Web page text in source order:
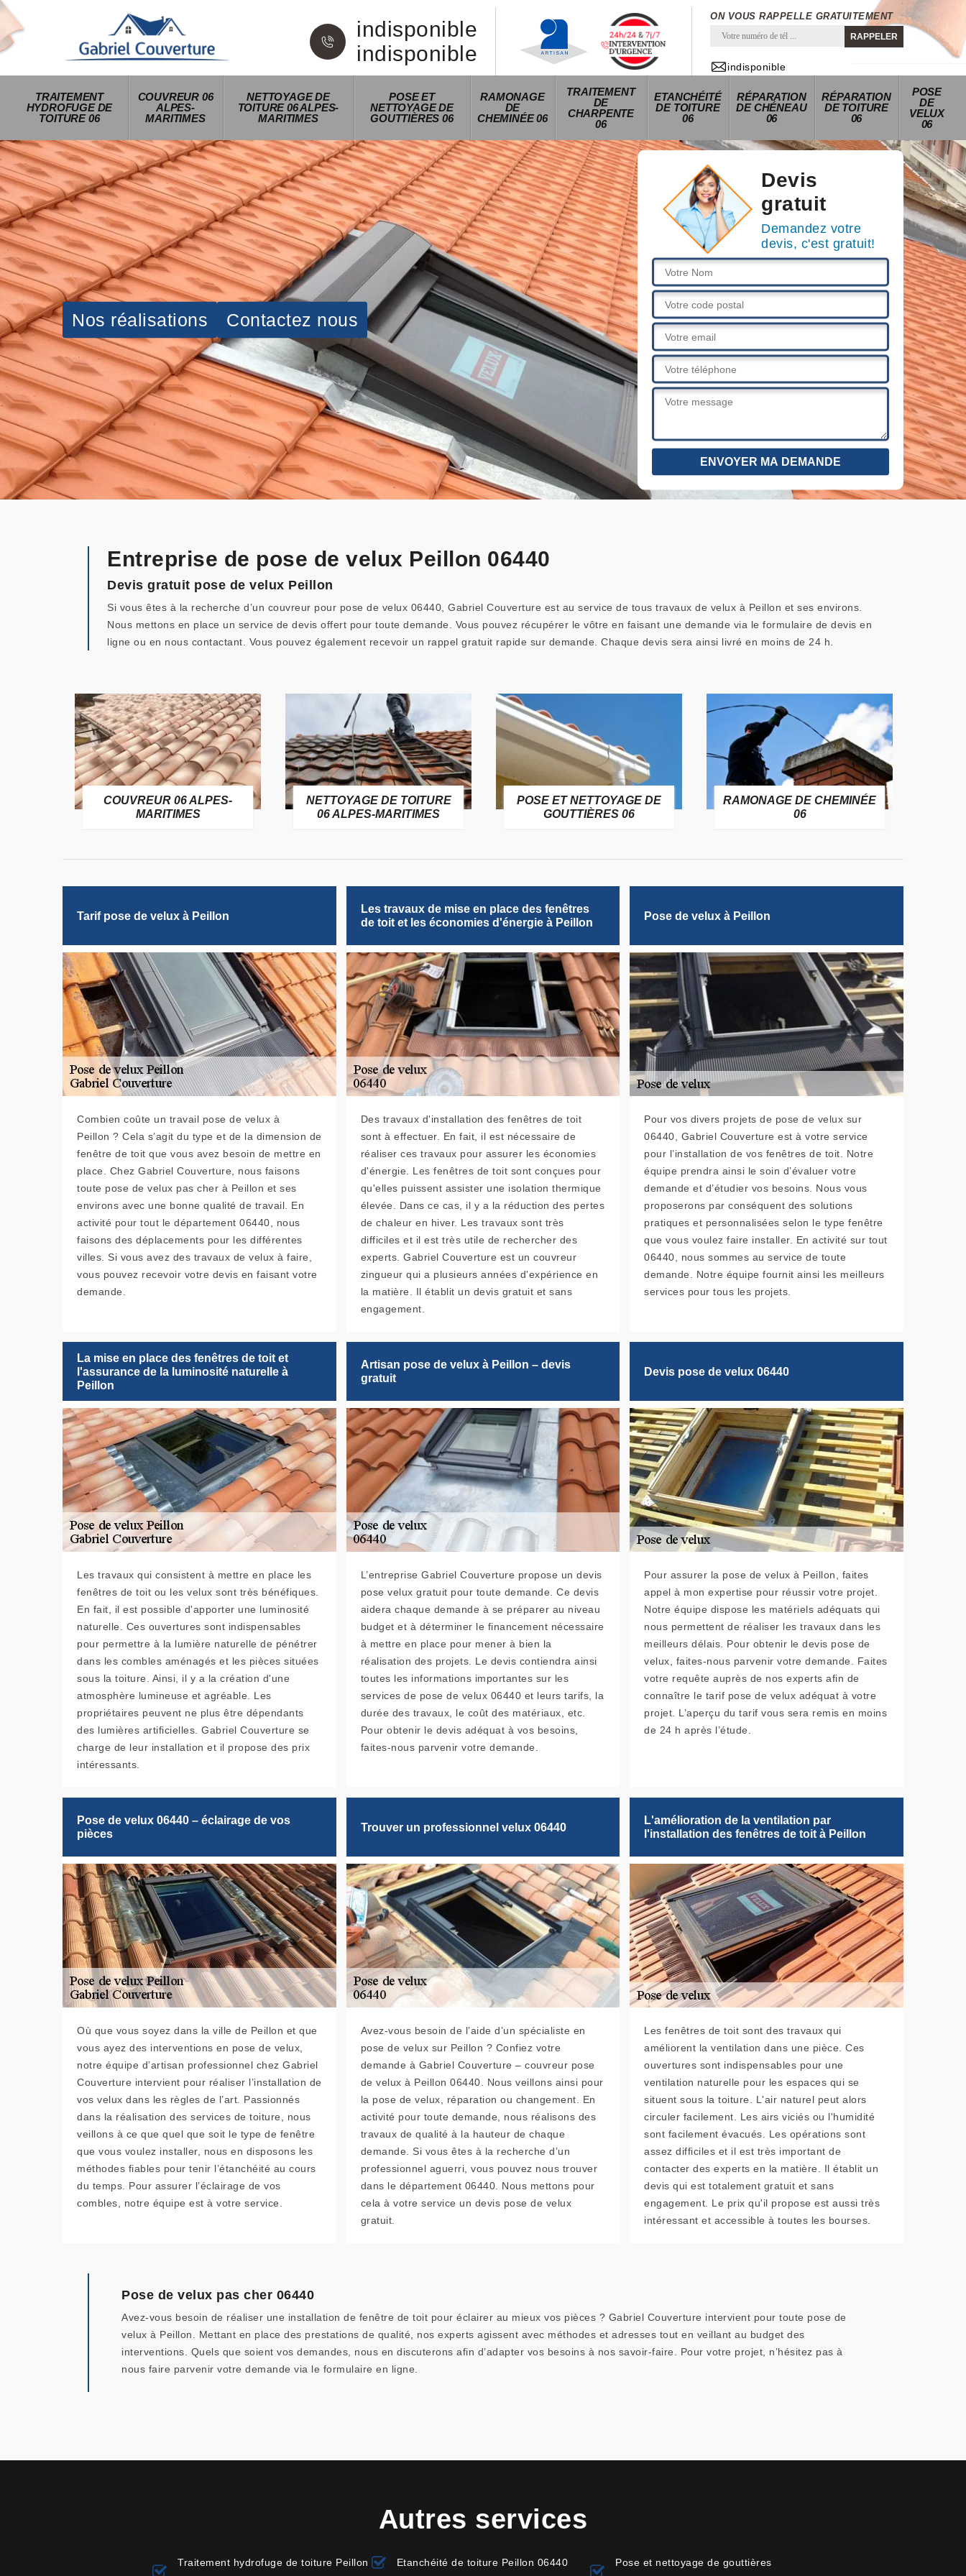
indisponible
indisponible
ON VOUS RAPPELLE GRATUITEMENT
indisponible
TRAITEMENT
HYDROFUGE DE
TOITURE 06
COUVREUR 06
ALPES-
MARITIMES
NETTOYAGE DE
TOITURE 06 ALPES-
MARITIMES
POSE ET
NETTOYAGE DE
GOUTTIÈRES 06
RAMONAGE
DE
CHEMINÉE 06
TRAITEMENT
DE
CHARPENTE
06
ETANCHÉITÉ
DE TOITURE
06
RÉPARATION
DE CHÉNEAU
06
RÉPARATION
DE TOITURE
06
POSE
DE
VELUX
06
Nos réalisations Contactez nous
Devis
gratuit
Demandez votre
devis, c'est gratuit!
Entreprise de pose de velux Peillon 06440
Devis gratuit pose de velux Peillon
Si vous êtes à la recherche d’un couvreur pour pose de velux 06440, Gabriel Couverture est au service de tous travaux de velux à Peillon et ses environs.
Nous mettons en place un service de devis offert pour toute demande. Vous pouvez récupérer le vôtre en faisant une demande via le formulaire de devis en
ligne ou en nous contactant. Vous pouvez également recevoir un rappel gratuit rapide sur demande. Chaque devis sera ainsi livré en moins de 24 h.
COUVREUR 06 ALPES-
MARITIMES
NETTOYAGE DE TOITURE
06 ALPES-MARITIMES
POSE ET NETTOYAGE DE
GOUTTIÈRES 06
RAMONAGE DE CHEMINÉE
06
Tarif pose de velux à Peillon
Combien coûte un travail pose de velux à
Peillon ? Cela s’agit du type et de la dimension de
fenêtre de toit que vous avez besoin de mettre en
place. Chez Gabriel Couverture, nous faisons
toute pose de velux pas cher à Peillon et ses
environs avec une bonne qualité de travail. En
activité pour tout le département 06440, nous
faisons des déplacements pour les différentes
villes. Si vous avez des travaux de velux à faire,
vous pouvez recevoir votre devis en faisant votre
demande.
Les travaux de mise en place des fenêtres
de toit et les économies d'énergie à Peillon
Des travaux d'installation des fenêtres de toit
sont à effectuer. En fait, il est nécessaire de
réaliser ces travaux pour assurer les économies
d'énergie. Les fenêtres de toit sont conçues pour
qu'elles puissent assister une isolation thermique
élevée. Dans ce cas, il y a la réduction des pertes
de chaleur en hiver. Les travaux sont très
difficiles et il est très utile de rechercher des
experts. Gabriel Couverture est un couvreur
zingueur qui a plusieurs années d'expérience en
la matière. Il établit un devis gratuit et sans
engagement.
Pose de velux à Peillon
Pour vos divers projets de pose de velux sur
06440, Gabriel Couverture est à votre service
pour l’installation de vos fenêtres de toit. Notre
équipe prendra ainsi le soin d’évaluer votre
demande et d’étudier vos besoins. Nous vous
proposerons par conséquent des solutions
pratiques et personnalisées selon le type fenêtre
que vous voulez faire installer. En activité sur tout
06440, nous sommes au service de toute
demande. Notre équipe fournit ainsi les meilleurs
services pour tous les projets.
La mise en place des fenêtres de toit et
l'assurance de la luminosité naturelle à
Peillon
Les travaux qui consistent à mettre en place les
fenêtres de toit ou les velux sont très bénéfiques.
En fait, il est possible d'apporter une luminosité
naturelle. Ces ouvertures sont indispensables
pour permettre à la lumière naturelle de pénétrer
dans les combles aménagés et les pièces situées
sous la toiture. Ainsi, il y a la création d'une
atmosphère lumineuse et agréable. Les
propriétaires peuvent ne plus être dépendants
des lumières artificielles. Gabriel Couverture se
charge de leur installation et il propose des prix
intéressants.
Artisan pose de velux à Peillon – devis
gratuit
L’entreprise Gabriel Couverture propose un devis
pose velux gratuit pour toute demande. Ce devis
aidera chaque demande à se préparer au niveau
budget et à déterminer le financement nécessaire
à mettre en place pour mener à bien la
réalisation des projets. Le devis contiendra ainsi
toutes les informations importantes sur les
services de pose de velux 06440 et leurs tarifs, la
durée des travaux, le coût des matériaux, etc.
Pour obtenir le devis adéquat à vos besoins,
faites-nous parvenir votre demande.
Devis pose de velux 06440
Pour assurer la pose de velux à Peillon, faites
appel à mon expertise pour réussir votre projet.
Notre équipe dispose les matériels adéquats qui
nous permettent de réaliser les travaux dans les
meilleurs délais. Pour obtenir le devis pose de
velux, faites-nous parvenir votre demande. Faites
votre requête auprès de nos experts afin de
connaître le tarif pose de velux adéquat à votre
projet. L’aperçu du tarif vous sera remis en moins
de 24 h après l’étude.
Pose de velux 06440 – éclairage de vos
pièces
Où que vous soyez dans la ville de Peillon et que
vous ayez des interventions en pose de velux,
notre équipe d’artisan professionnel chez Gabriel
Couverture intervient pour réaliser l’installation de
vos velux dans les règles de l’art. Passionnés
dans la réalisation des services de toiture, nous
veillons à ce que quel que soit le type de fenêtre
que vous voulez installer, nous en disposons les
méthodes fiables pour tenir l’étanchéité au cours
du temps. Pour assurer l’éclairage de vos
combles, notre équipe est à votre service.
Trouver un professionnel velux 06440
Avez-vous besoin de l’aide d’un spécialiste en
pose de velux sur Peillon ? Confiez votre
demande à Gabriel Couverture – couvreur pose
de velux à Peillon 06440. Nous veillons ainsi pour
la pose de velux, réparation ou changement. En
activité pour toute demande, nous réalisons des
travaux de qualité à la hauteur de chaque
demande. Si vous êtes à la recherche d’un
professionnel aguerri, vous pouvez nous trouver
dans le département 06440. Nous mettons pour
cela à votre service un devis pose de velux
gratuit.
L'amélioration de la ventilation par
l'installation des fenêtres de toit à Peillon
Les fenêtres de toit sont des travaux qui
améliorent la ventilation dans une pièce. Ces
ouvertures sont indispensables pour une
ventilation naturelle pour les espaces qui se
situent sous la toiture. L'air naturel peut alors
circuler facilement. Les airs viciés ou l'humidité
sont facilement évacués. Les opérations sont
assez difficiles et il est très important de
contacter des experts en la matière. Il établit un
devis qui est totalement gratuit et sans
engagement. Le prix qu'il propose est aussi très
intéressant et accessible à toutes les bourses.
Pose de velux pas cher 06440
Avez-vous besoin de réaliser une installation de fenêtre de toit pour éclairer au mieux vos pièces ? Gabriel Couverture intervient pour toute pose de
velux à Peillon. Mettant en place des prestations de qualité, nos experts agissent avec méthodes et adresses tout en veillant au budget des
interventions. Quels que soient vos demandes, nous en discuterons afin d’adapter vos besoins à nos savoir-faire. Pour votre projet, n’hésitez pas à
nous faire parvenir votre demande via le formulaire en ligne.
Autres services
Traitement hydrofuge de toiture Peillon
Etanchéité de toiture Peillon 06440
Pose et nettoyage de gouttières